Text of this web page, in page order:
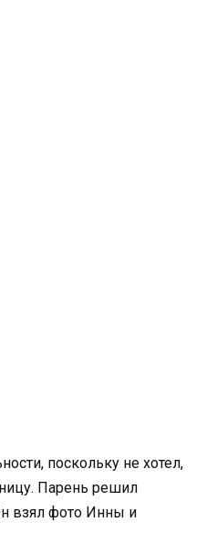
поскольку не хотел,
Парень решил
взял фото Инны и